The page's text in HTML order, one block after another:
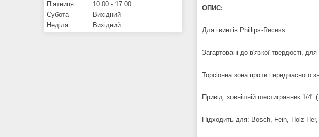
ОПИС:
Для гвинтів Phillips-Recess.
Загартовані до в'язкої твердості,
Торсіонна зона проти передчасного
Привід: зовнішній шестигранник 1/4"
Підходить для: Bosch, Fein, Holz-Her,
Пʼятниця
10:00
17:00
Субота
Вихідний
Неділя
Вихідний